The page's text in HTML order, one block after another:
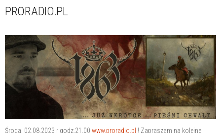
PRORADIO.PL
Środa, 02.08.2023 r godz.21.00 www.proradio.pl ! Zapraszam na kolejne